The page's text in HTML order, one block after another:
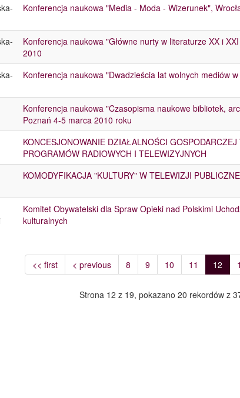
Konferencja naukowa "Media - Moda - Wizerunek",
Konferencja naukowa "Główne nurty w literaturze XX i
2010
Konferencja naukowa "Dwadzieścia lat wolnych mediów
Konferencja naukowa "Czasopisma naukowe bibliotek,
Poznań 4-5 marca 2010 roku
KONCESJONOWANIE DZIAŁALNOŚCI
PROGRAMÓW RADIOWYCH I TELEWIZYJNYCH
KOMODYFIKACJA "KULTURY" W TELEWIZJI
Komitet Obywatelski dla Spraw Opieki nad Polskimi
kulturalnych
<< first < previous 8 9 10 11 12
Strona 12 z 19, pokazano 20 rekordów z